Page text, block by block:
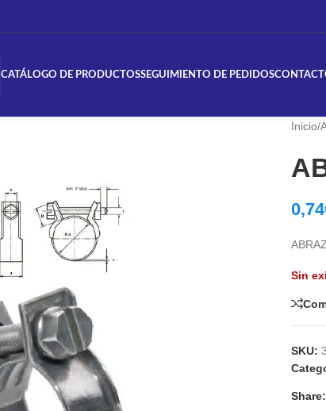
CATÁLOGO DE PRODUCTOSSEGUIMIENTO DE PEDIDOS
Inicio/
0,74
Sin
SKU:
Share: